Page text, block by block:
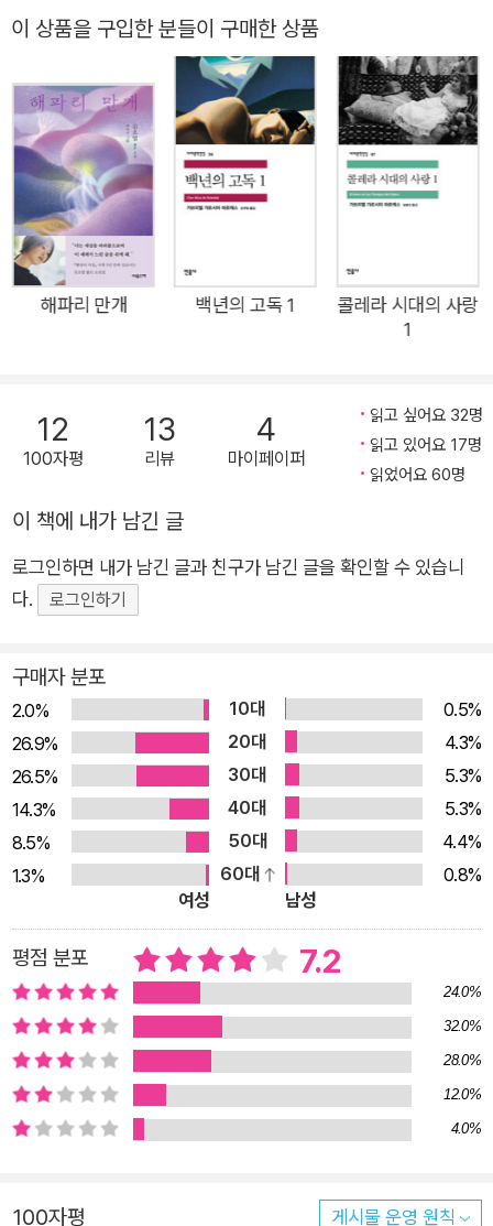
가 민음사 세계문학전집(290)으로 출간되었다. 『구르브 연락 없
전통적인 서사 구조에 패러디 기법과 SF 요소를 더해 대도시 바
르셀로나의 혼돈과 무질서, 요지경 같은 도시인의 삶을 해학적으
로 그려 낸다. 멘도사는 이 작품에서 시종일관 가볍고 유쾌한 어
조로 당시 올림픽을 앞두고 있던 고향 바르셀로나의 부조리하고
우스꽝스러운 모습을 가볍게 조롱하는 동시에 경이에 찬 외계인
의 시선으로 바르셀로나의 명소와 명사, 역사적 사건 등을 세심하
게 훑어 보인다. 에스파냐 최대 일간지 《엘 파이스》에 먼저 연재
되어 평단의 주목을 받았으며, 출간 즉시 베스트셀러에 오르고 현
재까지 50만 부 이상 판매되었다. 독특한 서사 기법과 수사법이
이 낯선 지구가 한없이 친근해질 때까지, 별난 외계인의 별난 지
구 탐사 일지 1992년 바르셀로나 올림픽을 한두 해 앞두고 두 외
수 있는 특성을 이용해 지구의 생활 형태를 탐사하려 한다. ‘나’는
동료 구르브에게 착륙 지점 일대의 탐사를 일임하는데, 구르브는
에스파냐의 유명 여가수 마르타 산체스로 변신해 탐사에 나선 뒤
로 연락이 두절된다. 혼자 남은 ‘나’는 구르브를 찾기 위해 유명
한 대도시를 무작정 돌아다니며 구르브를 찾던 ‘나’는 거처로 사
용하던 우주선에 문제가 생기자 은행 계좌를 조작해 마련한 돈으
로 아파트를 얻고 구르브의 연락을 기다리며 본격적으로 지구 생
활을 시작한다. 단골 음식점의 주인 부부나 아파트 수위와 친분을
쌓고, 이웃집 미혼모에게 반해 그녀와 데이트할 방법을 강구하는
가 하면 날마다 사람들과 어울려 술에 취해 사건을 일으키고 경찰
서를 들락거린다. 그렇게 요지경 같은 지구 생활에 적응해 가기를
이십여 일이 지났을 때, ‘나’에게 수상한 초대장이 날아든다. 『구
르브 연락 없다』는 멘도사 자신이 말하듯 매우 “유별난” 소설이
다. 주인공은 자유자재로 생김새를 바꾸는 외계인으로, 낯선 지
구, 낯선 대도시에서 보고 듣고 경험하고 느끼는 바를 매일 매시
(심지어 술에 취한 순간까지도) 일기를 쓰듯 빠짐없이 기록한다.
외계인이 영화배우나 교황, 동물로 변신하고 지구인처럼 눈물을
흘리다 몸이 쪼그라들거나 더위에 약한 머리가 폭발하는 등 공상
과학 소설 같은 설정이 주는 재미에 더해 시간마다 기록되는 현재
같은 현장감과 속도감을 느끼게 한다. 또한 술에 취해 경찰서에
이 상품을 구입한 분들이 구매한 상품
해파리 만개 백년의 고독 1
콜레라 시대의 사랑
1
12
100자평
13
리뷰
4
마이페이퍼
읽고 싶어요 32명
읽고 있어요 17명
읽었어요 60명
이 책에 내가 남긴 글
로그인하면 내가 남긴 글과 친구가 남긴 글을 확인할 수 있습니
다.
로그인하기
구매자 분포
2.0% 10대
0.5%
26.9%
20대
4.3%
26.5%
30대
5.3%
14.3%
40대
5.3%
8.5%
50대
4.4%
1.3%
60대
0.8%
여성
남성
평점 분포 7.2
24.0%
32.0%
28.0%
12.0%
4.0%
100자평 게시물 운영 원칙